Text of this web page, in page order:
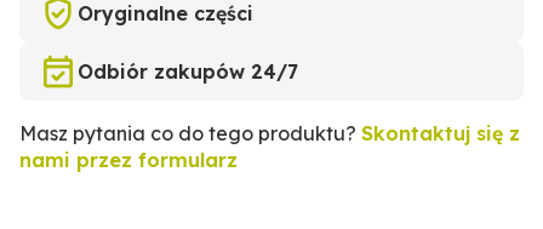
Oryginalne części
Odbiór zakupów 24/7
Masz pytania co do tego produktu? Skontaktuj się z
nami przez formularz